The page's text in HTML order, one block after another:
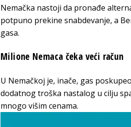
Nemačka nastoji da pronađe
potpuno prekine snabdevanje, a
gasa.
Milione Nemaca čeka veći račun
U Nemačkoj je, inače, gas
dodatnog troška nastalog u cilju
mnogo višim cenama.